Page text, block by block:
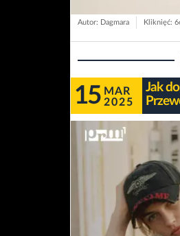
Autor: Dagmara Kliknięć:
15 MAR
2025
Jak